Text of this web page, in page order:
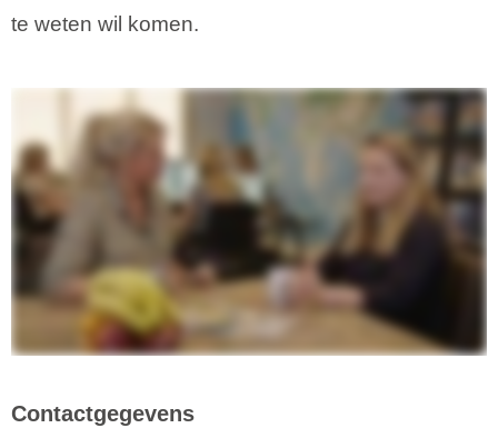
te weten wil komen.
Contactgegevens